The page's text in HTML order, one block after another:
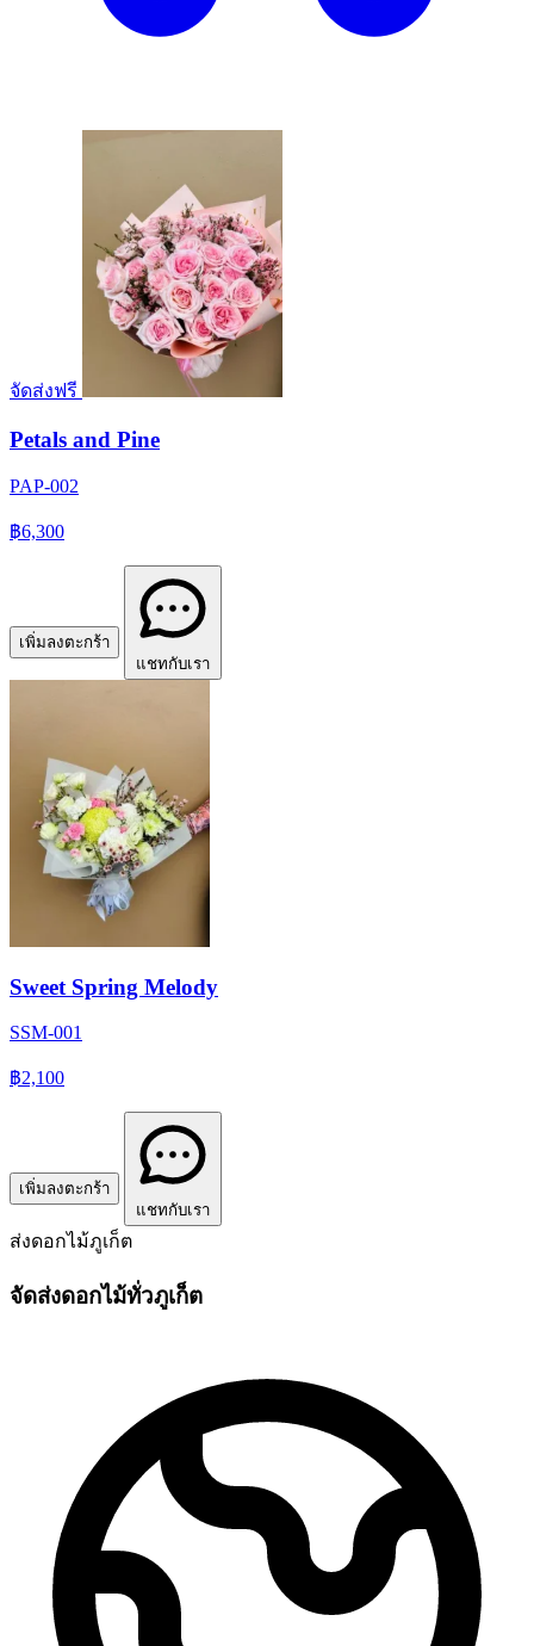
จัดส่งฟรี
Petals and Pine
PAP-002
฿6,300
เพิ่มลงตะกร้า
แชทกับเรา
Sweet Spring Melody
SSM-001
฿2,100
เพิ่มลงตะกร้า
แชทกับเรา
ส่งดอกไม้ภูเก็ต
จัดส่งดอกไม้ทั่วภูเก็ต